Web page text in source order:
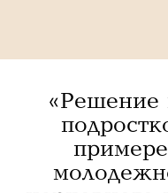
«Решение